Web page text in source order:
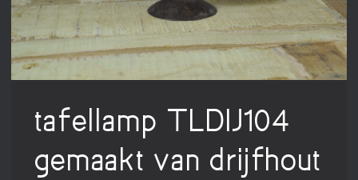
tafellamp TLDIJ104
gemaakt van drijfhout